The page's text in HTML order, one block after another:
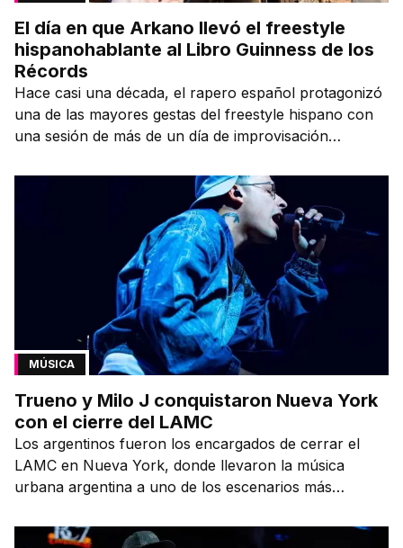
El día en que Arkano llevó el freestyle
hispanohablante al Libro Guinness de los
Récords
Hace casi una década, el rapero español protagonizó
una de las mayores gestas del freestyle hispano con
una sesión de más de un día de improvisación
MÚSICA
Trueno y Milo J conquistaron Nueva York
con el cierre del LAMC
Los argentinos fueron los encargados de cerrar el
LAMC en Nueva York, donde llevaron la música
urbana argentina a uno de los escenarios más